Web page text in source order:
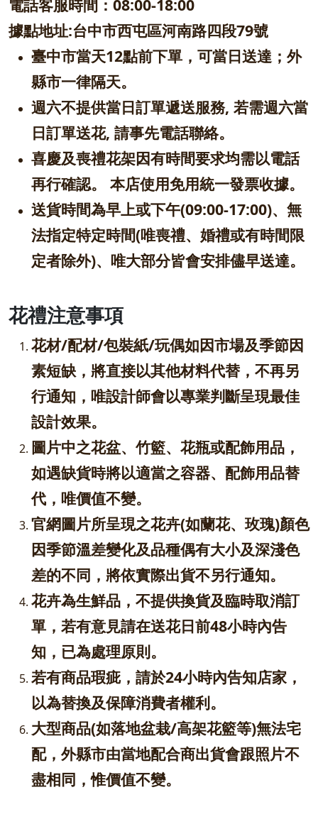
電話客服時間：08:00-18:00
據點地址:台中市西屯區河南路四段79號
臺中市當天12點前下單，可當日送達；外
縣市一律隔天。
週六不提供當日訂單遞送服務, 若需週六當
日訂單送花, 請事先電話聯絡。
喜慶及喪禮花架因有時間要求均需以電話
再行確認。 本店使用免用統一發票收據。
送貨時間為早上或下午(09:00-17:00)、無
法指定特定時間(唯喪禮、婚禮或有時間限
定者除外)、唯大部分皆會安排儘早送達。
花禮注意事項
花材/配材/包裝紙/玩偶如因市場及季節因
素短缺，將直接以其他材料代替，不再另
行通知，唯設計師會以專業判斷呈現最佳
設計效果。
圖片中之花盆、竹籃、花瓶或配飾用品，
如遇缺貨時將以適當之容器、配飾用品替
代，唯價值不變。
官網圖片所呈現之花卉(如蘭花、玫瑰)顏色
因季節溫差變化及品種偶有大小及深淺色
差的不同，將依實際出貨不另行通知。
花卉為生鮮品，不提供換貨及臨時取消訂
單，若有意見請在送花日前48小時內告
知，已為處理原則。
若有商品瑕疵，請於24小時內告知店家，
以為替換及保障消費者權利。
大型商品(如落地盆栽/高架花籃等)無法宅
配，外縣市由當地配合商出貨會跟照片不
盡相同，惟價值不變。